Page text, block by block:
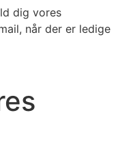
dig vores
når der er ledige